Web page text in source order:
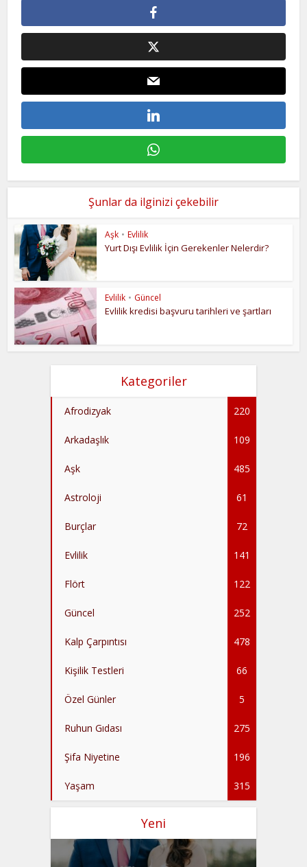
Şunlar da ilginizi çekebilir
Aşk • Evlilik
Yurt Dışı Evlilik İçin Gerekenler Nelerdir?
Evlilik • Güncel
Evlilik kredisi başvuru tarihleri ve şartları
Kategoriler
Afrodizyak 220
Arkadaşlık 109
Aşk 485
Astroloji 61
Burçlar 72
Evlilik 141
Flört 122
Güncel 252
Kalp Çarpıntısı 478
Kişilik Testleri 66
Özel Günler 5
Ruhun Gıdası 275
Şifa Niyetine 196
Yaşam 315
Yeni